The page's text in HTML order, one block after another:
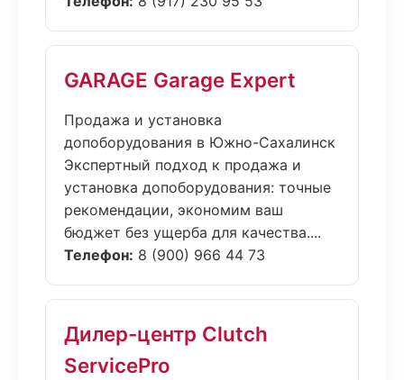
GARAGE Garage Expert
Продажа и установка
допоборудования в Южно-Сахалинск
Экспертный подход к продажа и
установка допоборудования: точные
рекомендации, экономим ваш
бюджет без ущерба для качества....
Телефон: 8 (900) 966 44 73
Дилер-центр Clutch
ServicePro